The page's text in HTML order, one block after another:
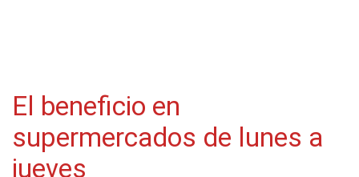
El beneficio en
supermercados de lunes a
jueves